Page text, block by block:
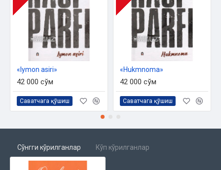
«Iymon asiri»
42 000 сўм
Саватчага қўшиш
«Hukmnoma»
42 000 сўм
Саватчага қўшиш
Сўнгги кўрилганлар Кўп кўрилганлар